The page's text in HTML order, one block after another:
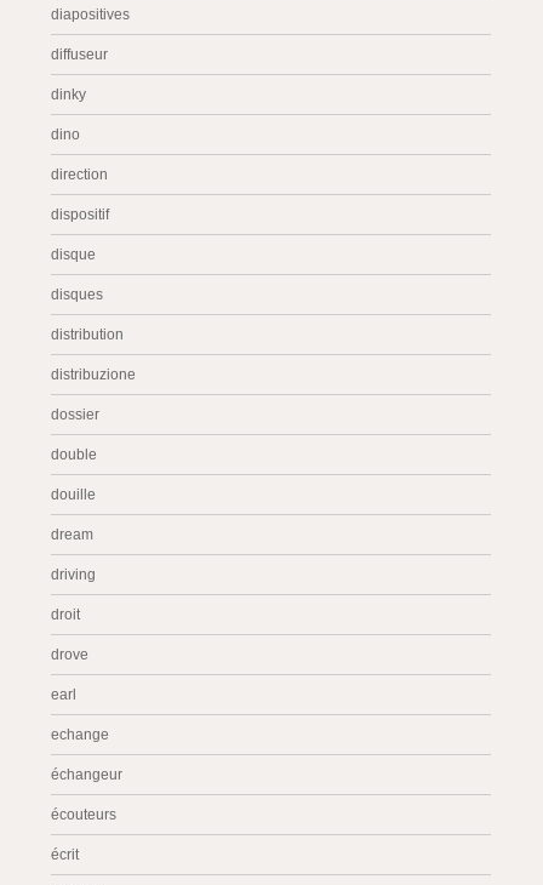
diapositives
diffuseur
dinky
dino
direction
dispositif
disque
disques
distribution
distribuzione
dossier
double
douille
dream
driving
droit
drove
earl
echange
échangeur
écouteurs
écrit